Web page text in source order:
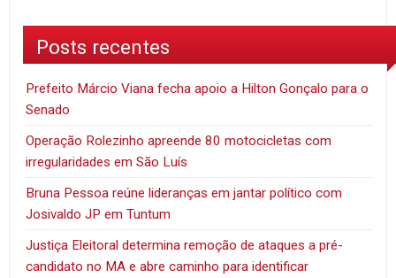
Posts recentes
Prefeito Márcio Viana fecha apoio a Hilton Gonçalo para o
Senado
Operação Rolezinho apreende 80 motocicletas com
irregularidades em São Luís
Bruna Pessoa reúne lideranças em jantar político com
Josivaldo JP em Tuntum
Justiça Eleitoral determina remoção de ataques a pré-
candidato no MA e abre caminho para identificar